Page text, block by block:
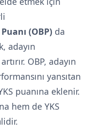
(OBP) da
adayın
OBP, adayın
yansıtan
puanına eklenir.
hem de YKS